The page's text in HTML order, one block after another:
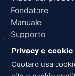
Fondatore
Manuale
Supporto
Riferimento per IA
LINK LEGALI
Privacy e cookie
Cuotaro usa